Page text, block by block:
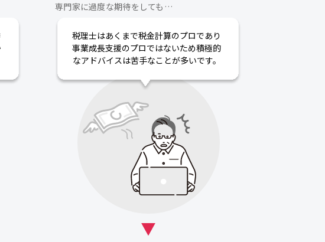
専門家に過度な期待をしても…
税理士はあくまで税金計算のプロであり
事業成長支援のプロではないため積極的
なアドバイスは苦手なことが多いです。